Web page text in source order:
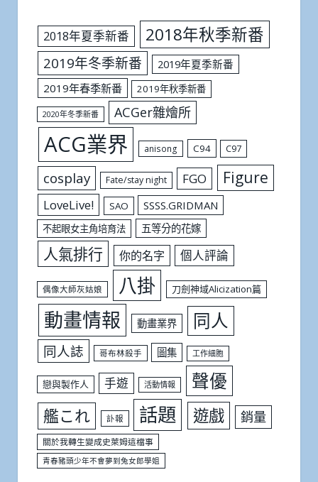
2018年夏季新番 2018年秋季新番
2019年冬季新番
2019年夏季新番
2019年春季新番
2019年秋季新番
2020年冬季新番 ACGer雜燴所
ACG業界 anisong C94 C97
cosplay Fate/stay night FGO Figure
LoveLive! SAO SSSS.GRIDMAN
不起眼女主角培育法 五等分的花嫁
人氣排行 你的名字 個人評論
偶像大師灰姑娘 八掛 刀劍神域Alicization篇
動畫情報 動畫業界 同人
同人誌 哥布林殺手 圖集 工作細胞
戀與製作人 手遊 活動情報 聲優
艦これ 訃報 話題 遊戲 銷量
關於我轉生變成史萊姆這檔事
青春豬頭少年不會夢到兔女郎學姐